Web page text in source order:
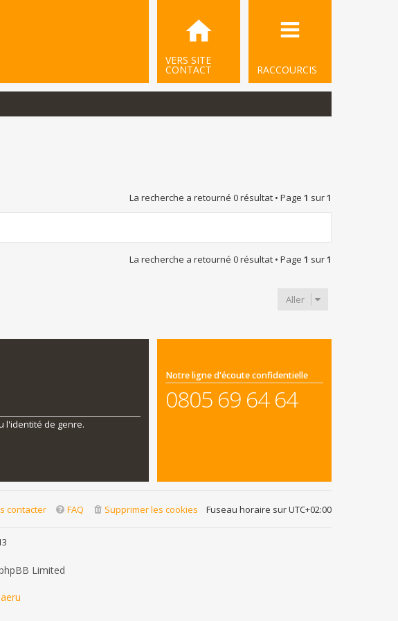
RACCOURCIS
VERS SITE
CONTACT
La recherche a retourné 0 résultat • Page 1 sur1
La recherche a retourné 0 résultat • Page 1 sur1
Aller
l'identité de genre.
Notre ligne d'écoute confidentielle
0805 69 64 64
Fuseau horaire surUTC+02:00
Supprimer les cookies
FAQ
contacter
Limited